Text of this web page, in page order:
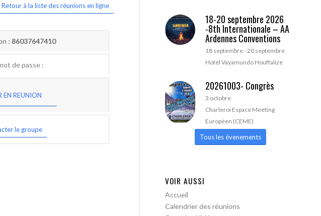
Retour à la liste des réunions en ligne
: 86037647410
de passe :
EN REUNION
le groupe
18-20 septembre 2026
-8th Internationale – AA
Ardennes Conventions
18 septembre-20 septembre
Hotel Vayamundo Houffalize
20261003- Congrès
3 octobre
Charleroi Espace Meeting
Européen (CEME)
Tous les évenements
VOIR AUSSI
Accueil
Calendrier des réunions